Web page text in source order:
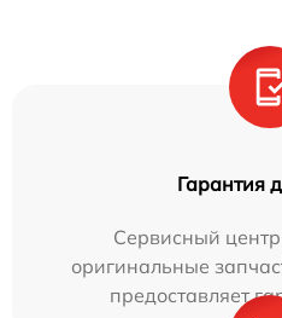
Гарантия
Сервисный
оригинальные
предоставляет